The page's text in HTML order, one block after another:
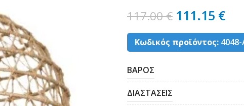
117.00€ 111.15 €
Κωδικός προϊόντος: 4048-
ΒΑΡΟΣ
ΔΙΑΣΤΑΣΕΙΣ